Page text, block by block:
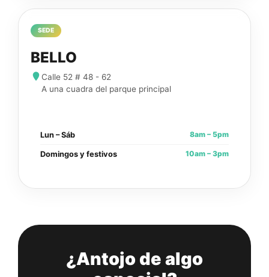
SEDE
BELLO
Calle 52 # 48 - 62
A una cuadra del parque principal
Lun – Sáb 8am – 5pm
Domingos y festivos 10am – 3pm
¿Antojo de algo